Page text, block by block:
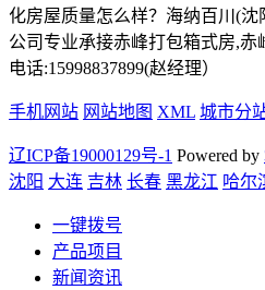
化房屋质量怎么样？海纳百川(
公司专业承接赤峰打包箱式房,
电话:15998837899(赵经理）
手机网站 网站地图 XML 城市分
辽ICP备19000129号-1 Powered by
沈阳 大连 吉林 长春 黑龙江 哈尔
一键拨号
产品项目
新闻资讯